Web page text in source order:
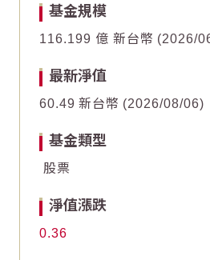
The chart has 1 Y axis
The chart has 1 Y axis
基金規模
116.199 億 新台幣 2026/
最新淨值
60.49 新台幣 2026/08/06
基金類型
股票
淨值漲跌
0.36